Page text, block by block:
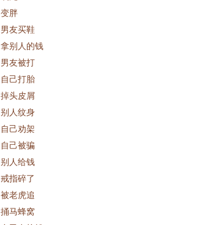
变胖
男友买鞋
拿别人的钱
男友被打
自己打胎
掉头皮屑
别人纹身
自己劝架
自己被骗
别人给钱
戒指碎了
被老虎追
捅马蜂窝